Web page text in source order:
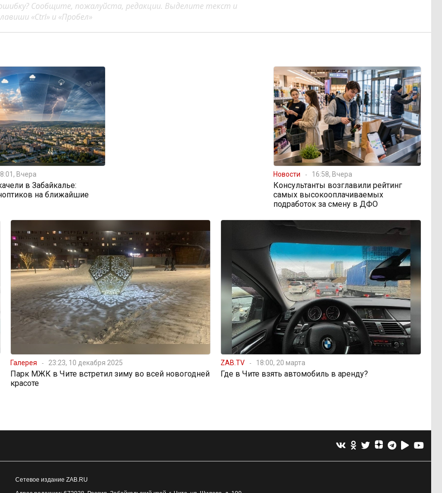
Сообщите, пожалуйста, редакции. Выделите текст и
«Ctrl» и «Пробел»
Вчера
в Забайкалье:
на ближайшие
Новости 16:58, Вчера
Консультанты возглавили рейтинг
самых высокооплачиваемых
подработок за смену в ДФО
Галерея 23:23, 10 декабря 2025
Парк МЖК в Чите встретил зиму во всей новогодней
красоте
ZAB.TV 18:00, 20 марта
Где в Чите взять автомобиль в аренду?
Сетевое издание ZAB.RU